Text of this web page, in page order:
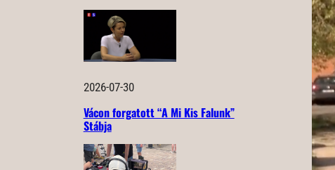
2026-07-30
Vácon forgatott “A Mi Kis Falunk”
Stábja